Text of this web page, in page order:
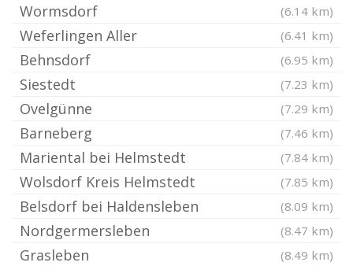
Wormsdorf (6.14 km)
Weferlingen Aller (6.41 km)
Behnsdorf (6.95 km)
Siestedt (7.23 km)
Ovelgünne (7.29 km)
Barneberg (7.46 km)
Mariental bei Helmstedt (7.84 km)
Wolsdorf Kreis Helmstedt (7.85 km)
Belsdorf bei Haldensleben (8.09 km)
Nordgermersleben (8.47 km)
Grasleben (8.49 km)